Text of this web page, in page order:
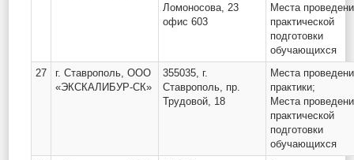
Ломоносова, 23
офис 603
Места
практической
подготовки
обучающихся
27
г. Ставрополь, ООО
«ЭКСКАЛИБУР-СК»
355035, г.
Ставрополь, пр.
Трудовой, 18
Места
практики;
Места
практической
подготовки
обучающихся